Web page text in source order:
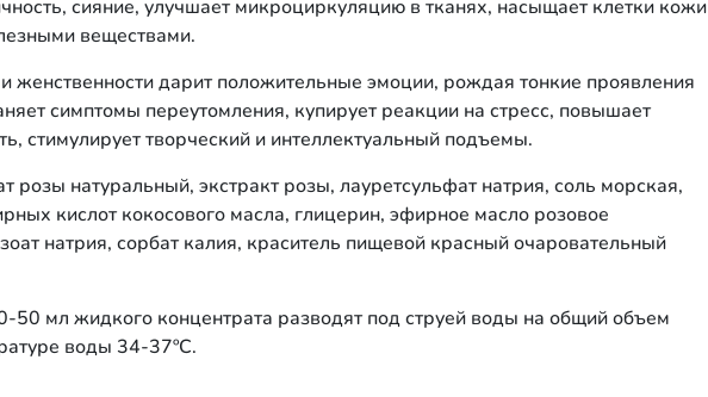
сияние, улучшает микроциркуляцию в тканях, насыщает клетки кожи
веществами.
женственности дарит положительные эмоции, рождая тонкие проявления
симптомы переутомления, купирует реакции на стресс, повышает
стимулирует творческий и интеллектуальный подъемы.
розы натуральный, экстракт розы, лауретсульфат натрия, соль морская,
кислот кокосового масла, глицерин, эфирное масло розовое
натрия, сорбат калия, краситель пищевой красный очаровательный
50 мл жидкого концентрата разводят под струей воды на общий объем
воды 34-37ºС.